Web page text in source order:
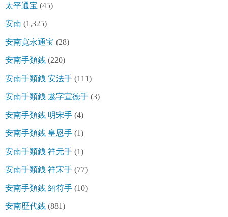
太平通宝 (45)
安南 (1,325)
安南寛永通宝 (28)
安南手類銭 (220)
安南手類銭 安法手 (111)
安南手類銭 尨字宣徳手 (3)
安南手類銭 明宋手 (4)
安南手類銭 皇恩手 (1)
安南手類銭 祥元手 (1)
安南手類銭 祥宋手 (77)
安南手類銭 紹符手 (10)
安南歴代銭 (881)